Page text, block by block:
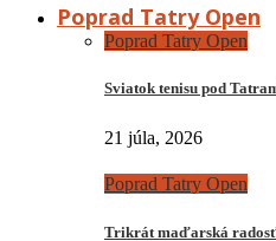
Poprad Tatry Open
Poprad Tatry Open
Sviatok tenisu pod
21 júla, 2026
Poprad Tatry Open
Trikrát maďarská